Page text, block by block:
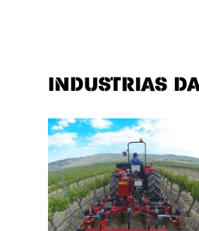
INDUSTRIAS